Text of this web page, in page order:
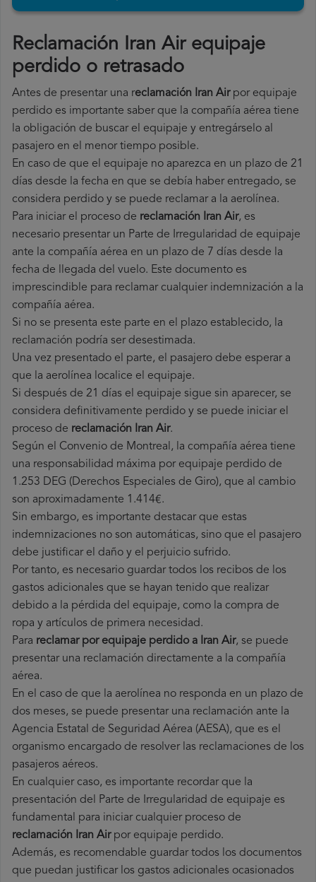
Reclamación Iran Air equipaje
perdido o retrasado
Antes de presentar una reclamación Iran Airpor equipaje
perdido es importante saber que la compañía aérea tiene
la obligación de buscar el equipaje y entregárselo al
pasajero en el menor tiempo posible.
En caso de que el equipaje no aparezca en un plazo de 21
días desde la fecha en que se debía haber entregado, se
considera perdido y se puede reclamar a la aerolínea.
Para iniciar el proceso de reclamación Iran Air, es
necesario presentar un Parte de Irregularidad de equipaje
ante la compañía aérea en un plazo de 7 días desde la
fecha de llegada del vuelo. Este documento es
imprescindible para reclamar cualquier indemnización a la
compañía aérea.
Si no se presenta este parte en el plazo establecido, la
reclamación podría ser desestimada.
Una vez presentado el parte, el pasajero debe esperar a
que la aerolínea localice el equipaje.
Si después de 21 días el equipaje sigue sin aparecer, se
considera definitivamente perdido y se puede iniciar el
proceso de reclamación Iran Air.
Según el Convenio de Montreal, la compañía aérea tiene
una responsabilidad máxima por equipaje perdido de
1.253 DEG (Derechos Especiales de Giro), que al cambio
son aproximadamente 1.414€.
Sin embargo, es importante destacar que estas
indemnizaciones no son automáticas, sino que el pasajero
debe justificar el daño y el perjuicio sufrido.
Por tanto, es necesario guardar todos los recibos de los
gastos adicionales que se hayan tenido que realizar
debido a la pérdida del equipaje, como la compra de
ropa y artículos de primera necesidad.
Para reclamar por equipaje perdido a Iran Air, se puede
presentar una reclamación directamente a la compañía
aérea.
En el caso de que la aerolínea no responda en un plazo de
dos meses, se puede presentar una reclamación ante la
Agencia Estatal de Seguridad Aérea (AESA), que es el
organismo encargado de resolver las reclamaciones de los
pasajeros aéreos.
En cualquier caso, es importante recordar que la
presentación del Parte de Irregularidad de equipaje es
fundamental para iniciar cualquier proceso de
reclamación Iran Airpor equipaje perdido.
Además, es recomendable guardar todos los documentos
que puedan justificar los gastos adicionales ocasionados